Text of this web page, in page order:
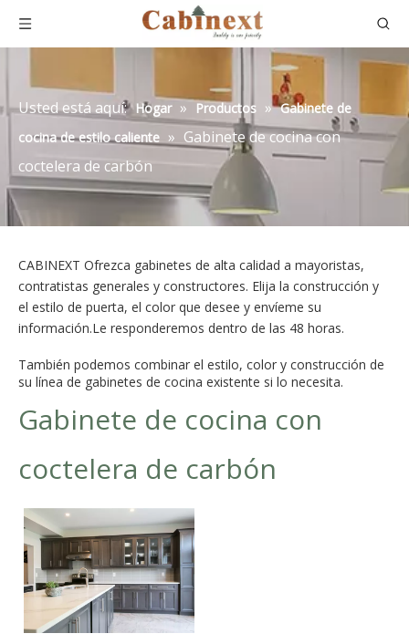
Usted está aquí: Hogar » Productos » Gabinete de
cocina de estilo caliente » Gabinete de cocina con
coctelera de carbón
CABINEXT Ofrezca gabinetes de alta calidad a mayoristas,
contratistas generales y constructores. Elija la construcción y
el estilo de puerta, el color que desee y envíeme su
información.Le responderemos dentro de las 48 horas.
También podemos combinar el estilo, color y construcción de
su línea de gabinetes de cocina existente si lo necesita.
Gabinete de cocina con
coctelera de carbón